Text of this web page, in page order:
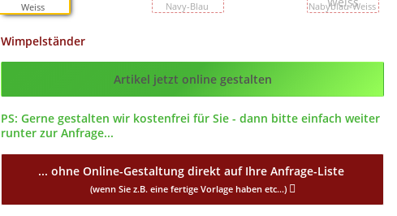
Weiss Navy-Blau Nabyblau-Weiss
Wimpelständer
Config_ID
Artikel jetzt online gestalten
PS: Gerne gestalten wir kostenfrei für Sie - dann bitte einfach weiter
runter zur Anfrage...
... ohne Online-Gestaltung direkt auf Ihre Anfrage-Liste
(wenn Sie z.B. eine fertige Vorlage haben etc...)